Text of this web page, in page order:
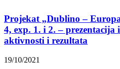
Projekat „Dublino –
4, exp. 1. i 2. –
aktivnosti i rezultata
19/10/2021